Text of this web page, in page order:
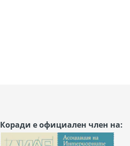
Коради е официален член на: